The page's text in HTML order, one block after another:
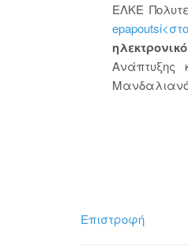
ΕΛΚΕ
Ανάπτυξης
Επιστροφή